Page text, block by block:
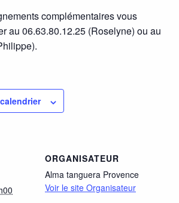
complémentaires vous
au 06.63.80.12.25 (Roselyne) ou au
ORGANISATEUR
Alma tanguera Provence
Voir le site Organisateur